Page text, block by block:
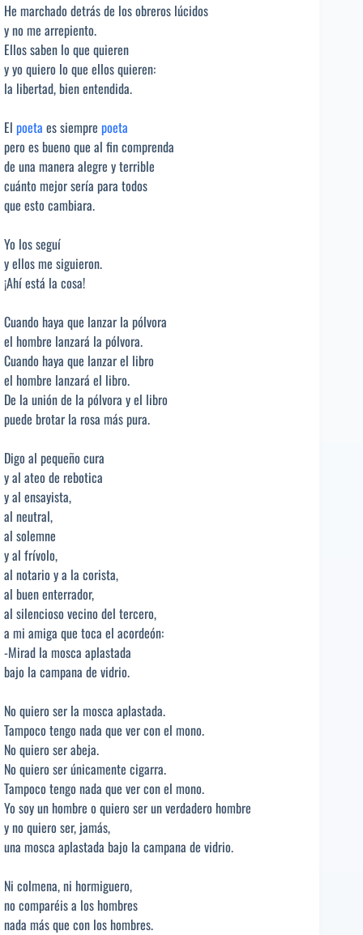
He marchado detrás de los obreros lúcidos
y no me arrepiento.
Ellos saben lo que quieren
y yo quiero lo que ellos quieren:
la libertad, bien entendida.
El poeta es siempre poeta
pero es bueno que al fin comprenda
de una manera alegre y terrible
cuánto mejor sería para todos
que esto cambiara.
Yo los seguí
y ellos me siguieron.
¡Ahí está la cosa!
Cuando haya que lanzar la pólvora
el hombre lanzará la pólvora.
Cuando haya que lanzar el libro
el hombre lanzará el libro.
De la unión de la pólvora y el libro
puede brotar la rosa más pura.
Digo al pequeño cura
y al ateo de rebotica
y al ensayista,
al neutral,
al solemne
y al frívolo,
al notario y a la corista,
al buen enterrador,
al silencioso vecino del tercero,
a mi amiga que toca el acordeón:
-Mirad la mosca aplastada
bajo la campana de vidrio.
No quiero ser la mosca aplastada.
Tampoco tengo nada que ver con el mono.
No quiero ser abeja.
No quiero ser únicamente cigarra.
Tampoco tengo nada que ver con el mono.
Yo soy un hombre o quiero ser un verdadero hombre
y no quiero ser, jamás,
una mosca aplastada bajo la campana de vidrio.
Ni colmena, ni hormiguero,
no comparéis a los hombres
nada más que con los hombres.